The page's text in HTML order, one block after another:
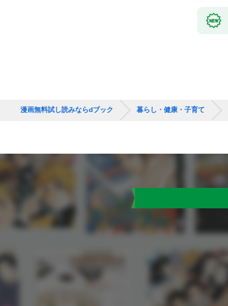
漫画無料試し読みならdブック 暮らし・健康・子育て